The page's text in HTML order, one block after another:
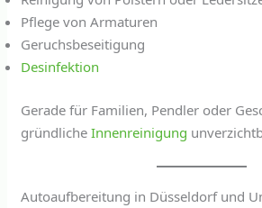
Pflege von Armaturen
Geruchsbeseitigung
Desinfektion
Gerade für Familien, Pendler oder
gründlicheInnenreinigung
Autoaufbereitung in Düsseldorf und